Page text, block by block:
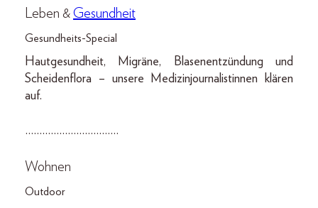
Leben & Gesundheit
Gesundheits-Special
Hautgesundheit, Migräne, Blasenentzündung und
Scheidenflora – unsere Medizinjournalistinnen klären
auf.
……………………………
Wohnen
Outdoor